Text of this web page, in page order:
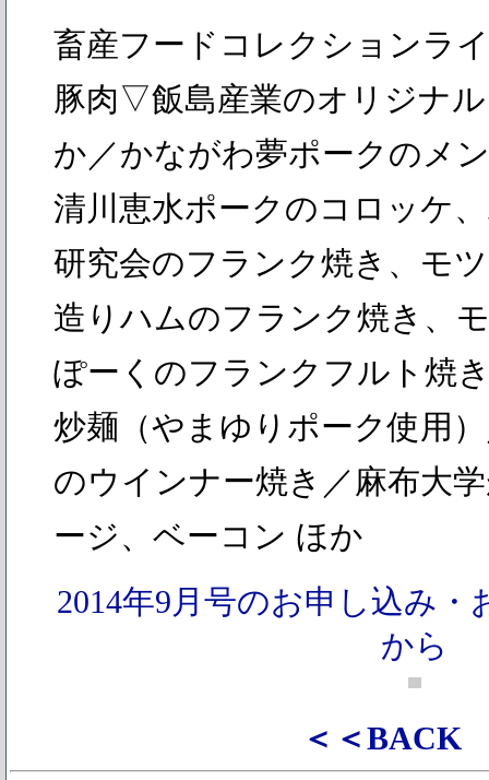
畜産フードコレクションラ
豚肉▽飯島産業のオリジナ
か／かながわ夢ポークのメ
清川恵水ポークのコロッケ
研究会のフランク焼き、モ
造りハムのフランク焼き、
ぽーくのフランクフルト焼
炒麺（やまゆりポーク使用
のウインナー焼き／麻布大
ージ、ベーコン ほか
2014年9月号のお申し込み
から
＜＜BACK